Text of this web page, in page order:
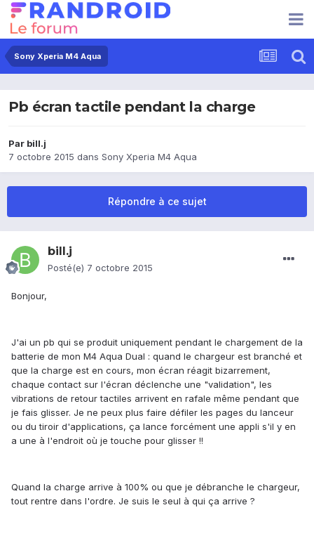
Sony Xperia M4 Aqua
Pb écran tactile pendant la charge
Par bill.j
7 octobre 2015 dans Sony Xperia M4 Aqua
Répondre à ce sujet
bill.j
Posté(e) 7 octobre 2015
Bonjour,
J'ai un pb qui se produit uniquement pendant le chargement de la
batterie de mon M4 Aqua Dual : quand le chargeur est branché et
que la charge est en cours, mon écran réagit bizarrement,
chaque contact sur l'écran déclenche une "validation", les
vibrations de retour tactiles arrivent en rafale même pendant que
je fais glisser. Je ne peux plus faire défiler les pages du lanceur
ou du tiroir d'applications, ça lance forcément une appli s'il y en
a une à l'endroit où je touche pour glisser !!
Quand la charge arrive à 100% ou que je débranche le chargeur,
tout rentre dans l'ordre. Je suis le seul à qui ça arrive ?